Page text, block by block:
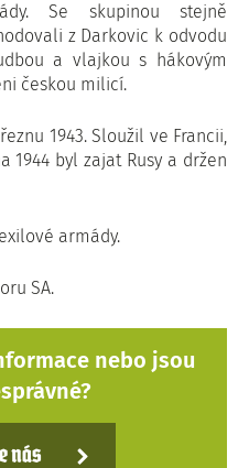
Se skupinou stejně
z Darkovic k odvodu
a vlajkou s hákovým
českou milicí.
1943. Sloužil ve Francii,
1944 byl zajat Rusy a držen
armády.
SA.
nebo jsou
nás